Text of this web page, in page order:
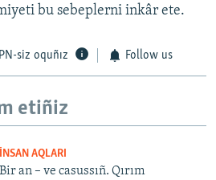
bu sebeplerni inkâr ete.
siz oquñız Follow us
etiñiz
İNSAN AQLARI
Bir an – ve casussıñ. Qırım